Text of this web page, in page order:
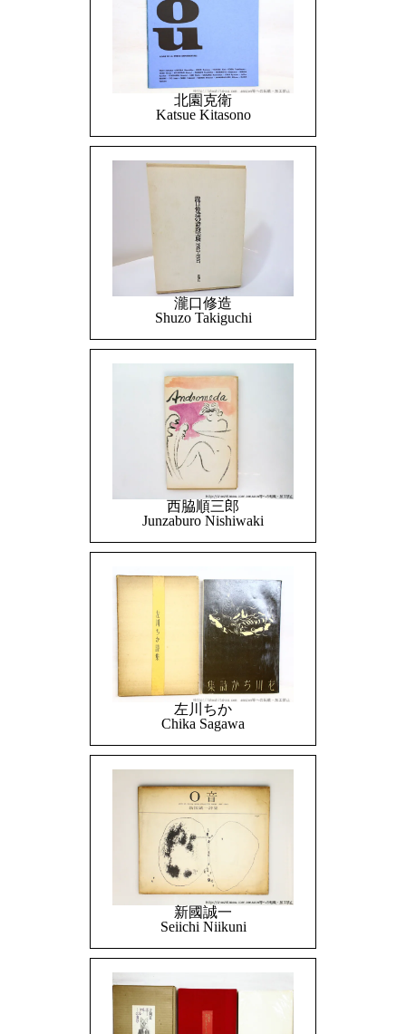
北園克衛
Katsue Kitasono
瀧口修造
Shuzo Takiguchi
西脇順三郎
Junzaburo Nishiwaki
左川ちか
Chika Sagawa
新國誠一
Seiichi Niikuni